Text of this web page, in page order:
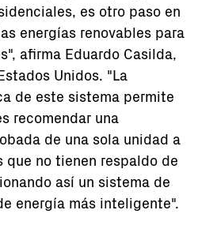
es otro paso en
energías renovables para
afirma Eduardo Casilda,
Unidos. "La
de este sistema permite
recomendar una
de una sola unidad a
que no tienen respaldo de
así un sistema de
energía más inteligente".